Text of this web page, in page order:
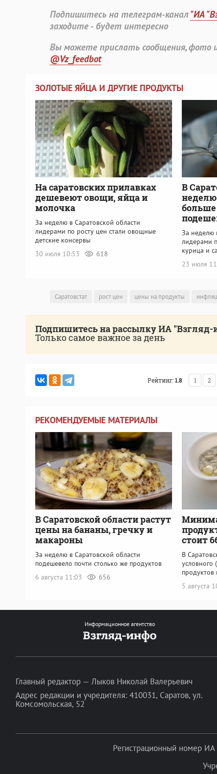
Подпишитесь на телеграм-канал"ИА
заходите - будет интересно
Вы можете прислать сообщения, фото
@Vz_feedbot
ЗОЛОТЫЕ ЯЙЦА И ДРУГИЕ ПРОДУКТЫ
На саратовских прилавках
дешевеют овощи, яйца и
молочка
За неделю в Саратовской области
лидерами по росту цен стали овощные
детские консервы
30 июля 10:53
618
В
За неделю
лидерами
курица и
23 июля
Саратовстат рост цен цены на продукты
Подпишитесь на рассылку ИА "Взгляд-
Только самое важное за день
Рейтинг:1.8 1 2
РЕКОМЕНДУЕМЫЕ МАТЕРИАЛЫ
В Саратовской области растут
цены на бананы, гречку и
макароны
За неделю в Саратовской области
подешевело почти столько же продуктов
6 августа 11:03
656
стоит
В
условного
продуктов
5 августа
Информационное агентство
Главный редактор — Лыков Николай Валерьевич
Адрес редакции и учредителя: 410031, Саратов, ул.
Комсомольская, 52
Регистрационный номер